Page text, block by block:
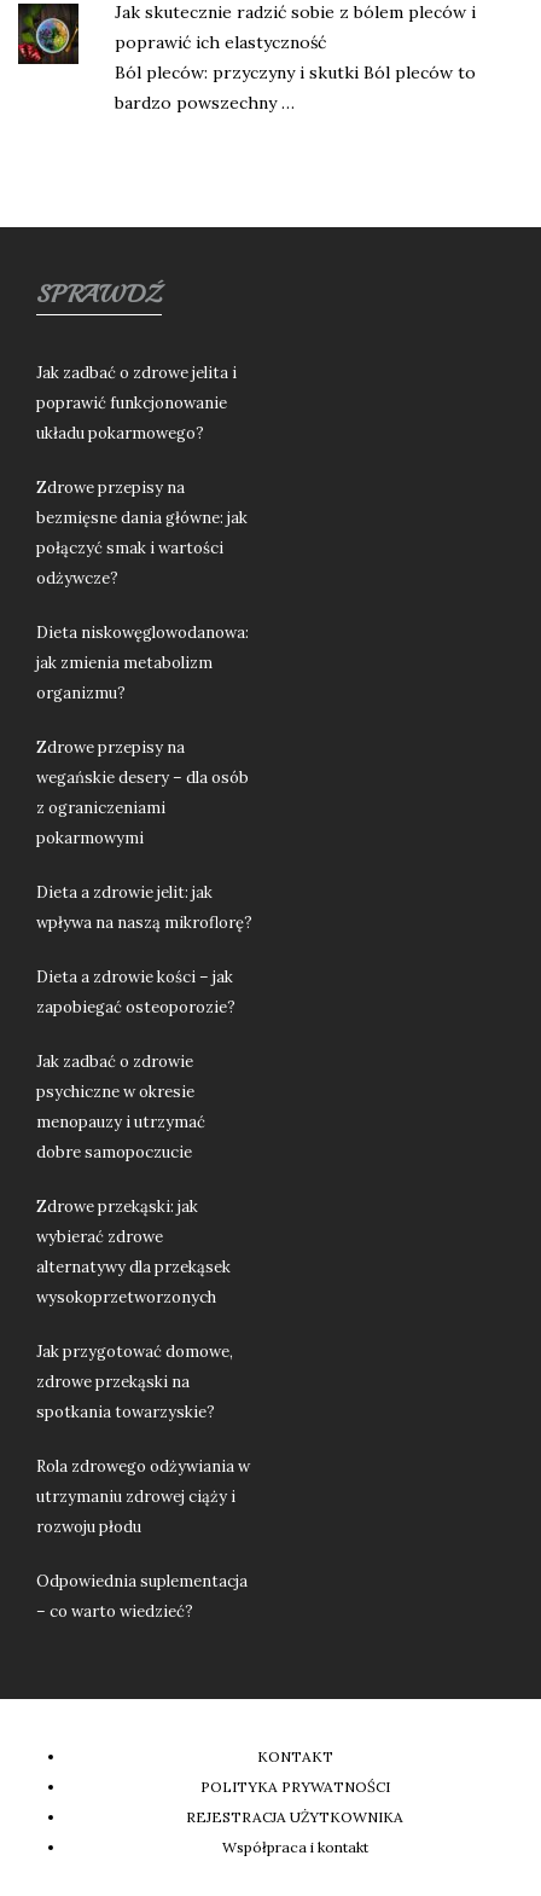
Jak skutecznie radzić sobie z bólem pleców i
poprawić ich elastyczność
Ból pleców: przyczyny i skutki Ból pleców to
bardzo powszechny …
SPRAWDŹ
Jak zadbać o zdrowe jelita i
poprawić funkcjonowanie
układu pokarmowego?
Zdrowe przepisy na
bezmięsne dania główne: jak
połączyć smak i wartości
odżywcze?
Dieta niskowęglowodanowa:
jak zmienia metabolizm
organizmu?
Zdrowe przepisy na
wegańskie desery – dla osób
z ograniczeniami
pokarmowymi
Dieta a zdrowie jelit: jak
wpływa na naszą mikroflorę?
Dieta a zdrowie kości – jak
zapobiegać osteoporozie?
Jak zadbać o zdrowie
psychiczne w okresie
menopauzy i utrzymać
dobre samopoczucie
Zdrowe przekąski: jak
wybierać zdrowe
alternatywy dla przekąsek
wysokoprzetworzonych
Jak przygotować domowe,
zdrowe przekąski na
spotkania towarzyskie?
Rola zdrowego odżywiania w
utrzymaniu zdrowej ciąży i
rozwoju płodu
Odpowiednia suplementacja
– co warto wiedzieć?
KONTAKT
POLITYKA PRYWATNOŚCI
REJESTRACJA UŻYTKOWNIKA
Współpraca i kontakt